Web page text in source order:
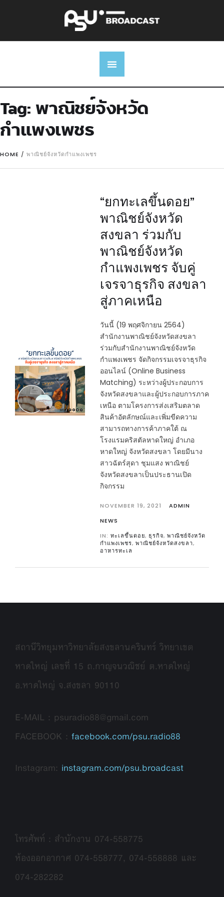
Tag: พาณิชย์จังหวัด
กำแพงเพชร
HOME / พาณิชย์จังหวัดกำแพงเพชร
“ยกทะเลขึ้นดอย”
พาณิชย์จังหวัด
สงขลา ร่วมกับ
พาณิชย์จังหวัด
กำแพงเพชร จับคู่
เจรจาธุรกิจ สงขลา
สู่ภาคเหนือ
วันนี้ (19 พฤศจิกายน 2564)
สำนักงานพาณิชย์จังหวัดสงขลา
ร่วมกับสำนักงานพาณิชย์จังหวัด
กำแพงเพชร จัดกิจกรรมเจรจาธุรกิจ
ออนไลน์ (Online Business
Matching) ระหว่างผู้ประกอบการ
จังหวัดสงขลาและผู้ประกอบการภาค
เหนือ ตามโครงการส่งเสริมตลาด
สินค้าอัตลักษณ์และเพิ่มขีดความ
สามารถทางการค้าภาคใต้ ณ
โรงแรมคริสตัลหาดใหญ่ อำเภอ
หาดใหญ่ จังหวัดสงขลา โดยมีนาง
สาวฉัตร์สุดา ชุมแสง พาณิชย์
จังหวัดสงขลาเป็นประธานเปิด
กิจกรรม
NOVEMBER 19, 2021
ADMIN
NEWS
IN: ทะเลขึ้นดอย, ธุรกิจ, พาณิชย์จังหวัด
กำแพงเพชร, พาณิชย์จังหวัดสงขลา,
อาหารทะเล
สถานีวิทยุมหาวิทยาลัยสงขลานครินทร์ วิทยาเขต
หาดใหญ่ เลขที่ 15 ถ.กาญจนวณิชย์ ต.หาดใหญ่
อ.หาดใหญ่ จ.สงขลา 90110
E-MAIL : psuradio88@gmail.com
FACEBOOK : facebook.com/psu.radio88
Instagram: instagram.com/psu.broadcast
โทรศัพท์ : สำนักงาน 074-558775
ห้องออกอากาศ 074-558777, 074-558888 และ
074-282282